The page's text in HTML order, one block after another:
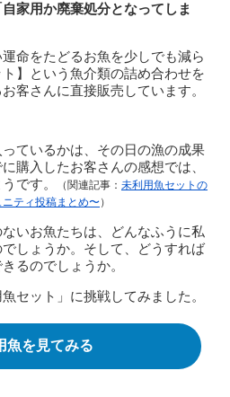
自家用か廃棄処分となってしま
命をたどるお魚を少しでも減ら
】という魚介類の詰め合わせを
客さんに直接販売しています。
ているかは、その日の漁の成果
購入したお客さんの感想では、
です。
（関連記事： 未利用魚セットの
ティ投稿まとめ〜）
いお魚たちは、どんなふうに私
しょうか。そして、どうすれば
るのでしょうか。
セット」に挑戦してみました。
魚を見てみる